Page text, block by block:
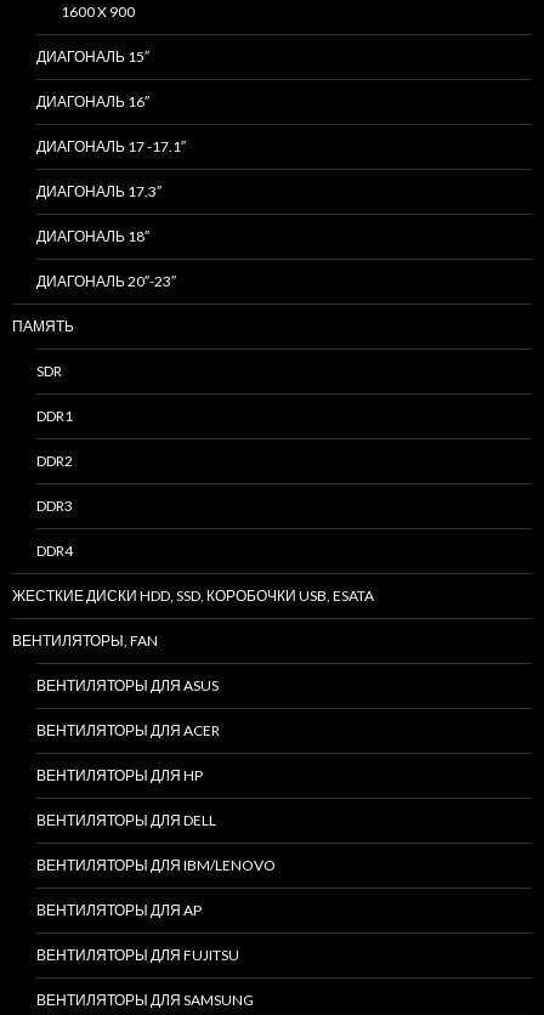
1600 X 900
ДИАГОНАЛЬ 15″
ДИАГОНАЛЬ 16″
ДИАГОНАЛЬ 17 -17.1″
ДИАГОНАЛЬ 17.3″
ДИАГОНАЛЬ 18″
ДИАГОНАЛЬ 20″-23″
ПАМЯТЬ
SDR
DDR1
DDR2
DDR3
DDR4
ЖЕСТКИЕ ДИСКИ HDD, SSD, КОРОБОЧКИ USB, ESATA
ВЕНТИЛЯТОРЫ, FAN
ВЕНТИЛЯТОРЫ ДЛЯ ASUS
ВЕНТИЛЯТОРЫ ДЛЯ ACER
ВЕНТИЛЯТОРЫ ДЛЯ HP
ВЕНТИЛЯТОРЫ ДЛЯ DELL
ВЕНТИЛЯТОРЫ ДЛЯ IBM/LENOVO
ВЕНТИЛЯТОРЫ ДЛЯ AP
ВЕНТИЛЯТОРЫ ДЛЯ FUJITSU
ВЕНТИЛЯТОРЫ ДЛЯ SAMSUNG